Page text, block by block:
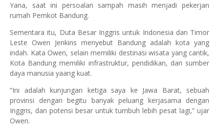
Yana, saat ini persoalan sampah masih menjadi pekerjan
rumah Pemkot Bandung.
Sementara itu, Duta Besar Inggris untuk Indonesia dan Timor
Leste Owen Jenkins menyebut Bandung adalah kota yang
indah. Kata Owen, selain memiliki destinasi wisata yang cantik,
Kota Bandung memiliki infrastruktur, pendidikan, dan sumber
daya manusia yaang kuat.
“Ini adalah kunjungan ketiga saya ke Jawa Barat, sebuah
provinsi dengan begitu banyak peluang kerjasama dengan
Inggris, dan potensi besar untuk tumbuh lebih pesat lagi,” ujar
Owen.